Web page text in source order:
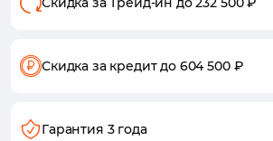
Скидка за кредитдо 604 500 ₽
Гарантия 3 года